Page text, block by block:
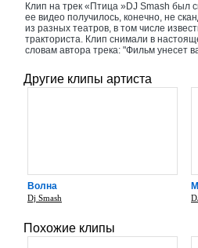
Клип на трек «Птица »DJ Smash был
ее видео получилось, конечно, не
из разных театров, в том числе
тракториста. Клип снимали в
словам автора трека: "Фильм унесет
Другие клипы артиста
Волна
Dj Smash
Похожие клипы